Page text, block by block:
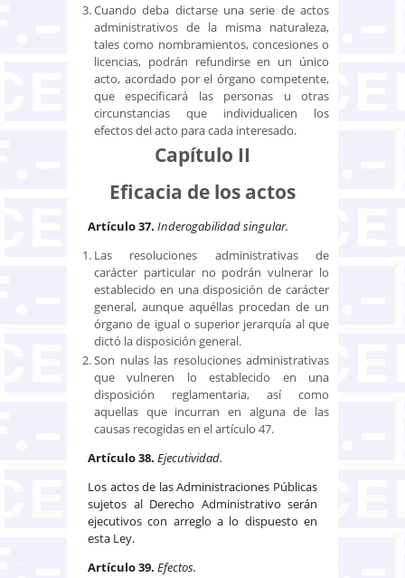
Cuando deba dictarse una serie de actos
administrativos de la misma naturaleza,
tales como nombramientos, concesiones o
licencias, podrán refundirse en un único
acto, acordado por el órgano competente,
que especificará las personas u otras
circunstancias que individualicen los
efectos del acto para cada interesado.
Capítulo II
Eficacia de los actos
Artículo 37. Inderogabilidad singular.
Las resoluciones administrativas de
carácter particular no podrán vulnerar lo
establecido en una disposición de carácter
general, aunque aquéllas procedan de un
órgano de igual o superior jerarquía al que
dictó la disposición general.
Son nulas las resoluciones administrativas
que vulneren lo establecido en una
disposición reglamentaria, así como
aquellas que incurran en alguna de las
causas recogidas en el artículo 47.
Artículo 38. Ejecutividad.
Los actos de las Administraciones Públicas
sujetos al Derecho Administrativo serán
ejecutivos con arreglo a lo dispuesto en
esta Ley.
Artículo 39. Efectos.